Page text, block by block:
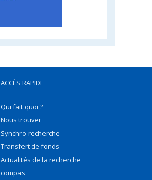
ACCÈS RAPIDE
Qui fait quoi ?
Nous trouver
Synchro-recherche
Transfert de fonds
Actualités de la recherche
compas